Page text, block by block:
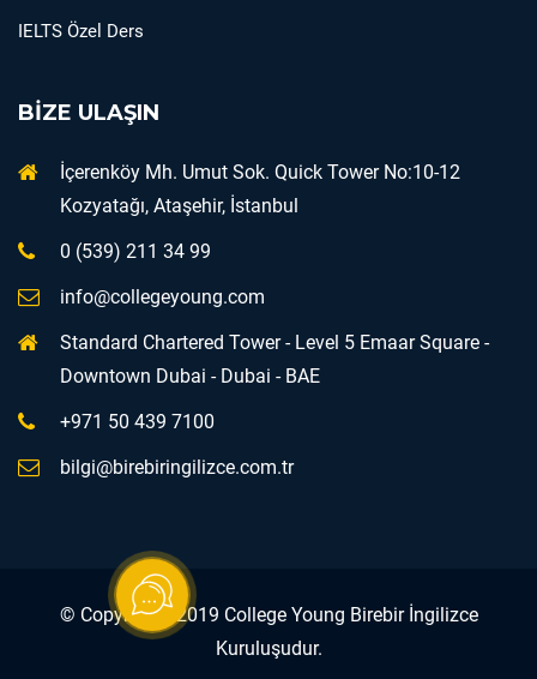
IELTS Özel Ders
BİZE ULAŞIN
İçerenköy Mh. Umut Sok. Quick Tower No:10-12
Kozyatağı, Ataşehir, İstanbul
0 (539) 211 34 99
info@collegeyoung.com
Standard Chartered Tower - Level 5 Emaar Square -
Downtown Dubai - Dubai - BAE
+971 50 439 7100
bilgi@birebiringilizce.com.tr
© Copyrights 2019 College Young Birebir İngilizce
Kuruluşudur.